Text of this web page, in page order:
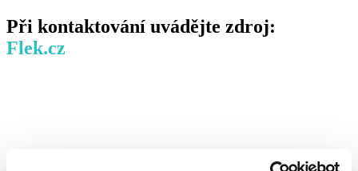
Při kontaktování uvádějte zdroj:
Flek.cz